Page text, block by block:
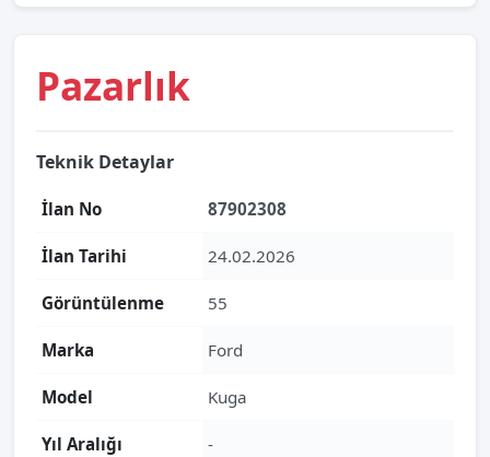
Pazarlık
Teknik Detaylar
İlan No 87902308
İlan Tarihi 24.02.2026
Görüntülenme 55
Marka Ford
Model Kuga
Yıl Aralığı -